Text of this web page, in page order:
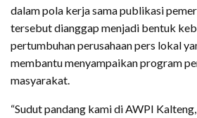
dalam pola kerja sama publikasi
tersebut dianggap menjadi bentuk
pertumbuhan perusahaan pers lokal
membantu menyampaikan program
masyarakat.
“Sudut pandang kami di AWPI